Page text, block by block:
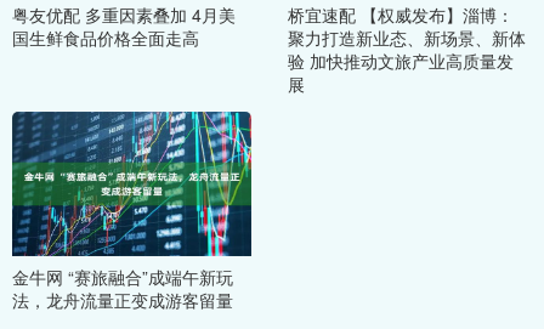
粤友优配 多重因素叠加 4月美
国生鲜食品价格全面走高
桥宜速配 【权威发布】淄博：
聚力打造新业态、新场景、新体
验 加快推动文旅产业高质量发
展
金牛网 “赛旅融合”成端午新玩
法，龙舟流量正变成游客留量